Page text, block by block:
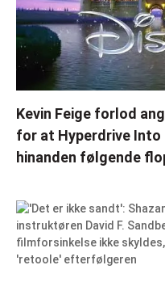
Kevin Feige forlod
for at Hyperdrive
hinanden følgende